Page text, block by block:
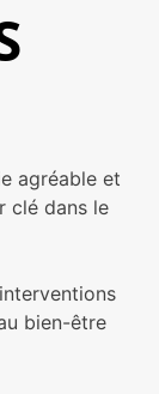
agréable et
clé dans le
bien-être